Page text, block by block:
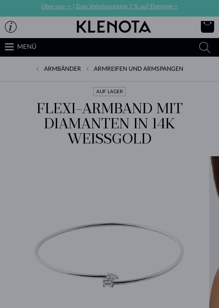
Über uns -> Zum Verlobungsring 7 % auf Eheringe->
MENÜ
ARMBÄNDER ARMREIFEN UND ARMSPANGEN
AUF LAGER
FLEXI-ARMBAND MIT
DIAMANTEN IN 14K
WEISSGOLD